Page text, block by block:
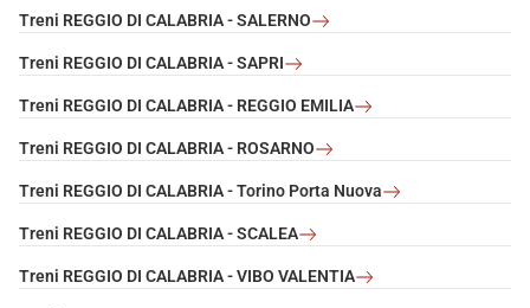
Treni REGGIO DI CALABRIA - SALERNO
Treni REGGIO DI CALABRIA - SAPRI
Treni REGGIO DI CALABRIA - REGGIO EMILIA
Treni REGGIO DI CALABRIA - ROSARNO
Treni REGGIO DI CALABRIA - Torino Porta Nuova
Treni REGGIO DI CALABRIA - SCALEA
Treni REGGIO DI CALABRIA - VIBO VALENTIA